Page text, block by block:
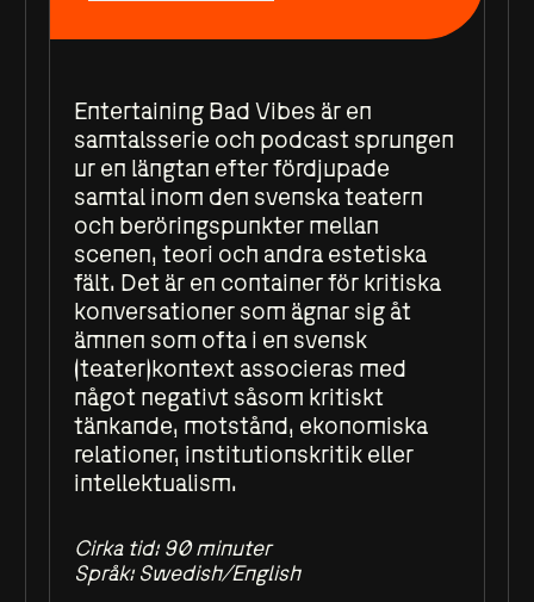
Entertaining Bad Vibes är en
samtalsserie och podcast sprungen
ur en längtan efter fördjupade
samtal inom den svenska teatern
och beröringspunkter mellan
scenen, teori och andra estetiska
fält. Det är en container för kritiska
konversationer som ägnar sig åt
ämnen som ofta i en svensk
(teater)kontext associeras med
något negativt såsom kritiskt
tänkande, motstånd, ekonomiska
relationer, institutionskritik eller
intellektualism.
Cirka tid: 90 minuter
Språk: Swedish/English